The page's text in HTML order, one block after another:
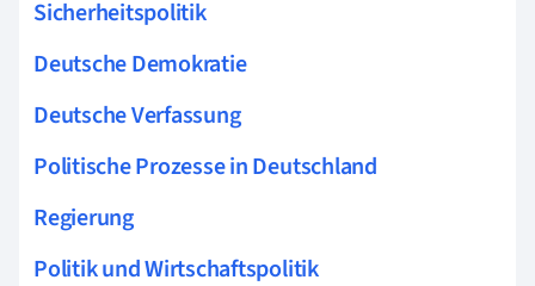
Sicherheitspolitik
Deutsche Demokratie
Deutsche Verfassung
Politische Prozesse in Deutschland
Regierung
Politik und Wirtschaftspolitik